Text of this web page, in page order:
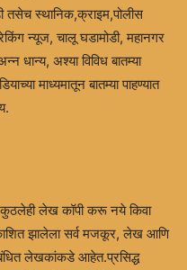
तसेच स्थानिक,क्राइम,पोलीस
न्यूज, चालू घडामोडी, महानगर
धान्य, अश्या विविध बातम्या
माध्यमातून बातम्या पाहण्यात
कुठलेही लेख कॉपी करू नये किवा
झालेला सर्व मजकूर, लेख आणि
लेखकांकडे आहेत.प्रसिद्ध